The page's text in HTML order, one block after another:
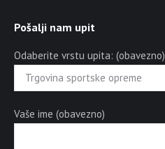
Pošalji nam upit
Odaberite vrstu upita: (obavezno)
Vaše ime (obavezno)